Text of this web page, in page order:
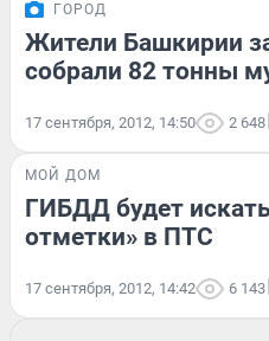
ГОРОД
Жители Башкирии
собрали 82 тонны
17 сентября, 2012, 14:50 2 648
МОЙ ДОМ
ГИБДД будет
отметки» в ПТС
17 сентября, 2012, 14:42 6 143